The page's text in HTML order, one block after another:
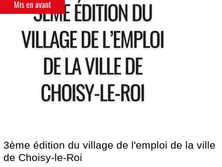
Mis en avant
3ème édition du village de l'emploi de la ville
de Choisy-le-Roi